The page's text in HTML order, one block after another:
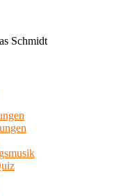
Schmidt